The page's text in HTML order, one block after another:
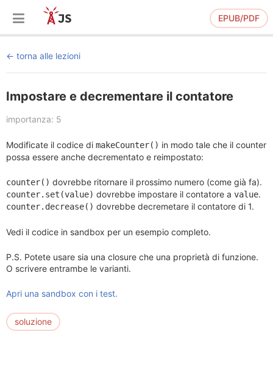
EPUB/PDF
torna alle lezioni
Impostare e decrementare il contatore
importanza: 5
Modificate il codice di makeCounter() in modo tale che il counter
possa essere anche decrementato e reimpostato:
counter() dovrebbe ritornare il prossimo numero (come già fa).
counter.set(value) dovrebbe impostare il contatore a value.
counter.decrease() dovrebbe decremetare il contatore di 1.
Vedi il codice in sandbox per un esempio completo.
P.S. Potete usare sia una closure che una proprietà di funzione.
O scrivere entrambe le varianti.
Apri una sandbox con i test.
soluzione